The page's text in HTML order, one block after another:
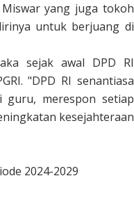
yang juga tokoh
untuk berjuang di
sejak awal DPD RI
"DPD RI senantiasa
guru, merespon setiap
kesejahteraan
2024-2029